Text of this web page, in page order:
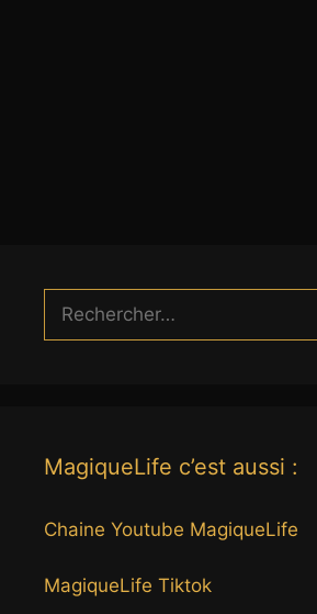
Rechercher :
MagiqueLife c’est aussi :
Chaine Youtube MagiqueLife
MagiqueLife Tiktok